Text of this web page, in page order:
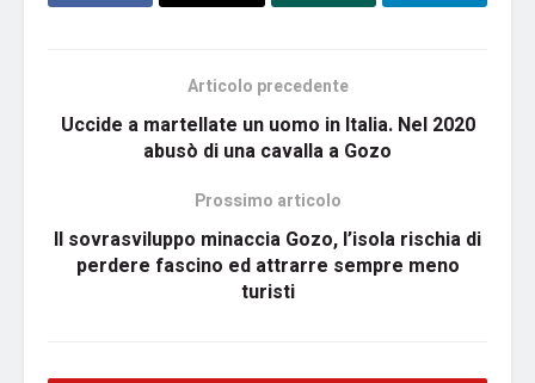
Articolo precedente
Uccide a martellate un uomo in Italia. Nel 2020
abusò di una cavalla a Gozo
Prossimo articolo
Il sovrasviluppo minaccia Gozo, l’isola rischia di
perdere fascino ed attrarre sempre meno
turisti